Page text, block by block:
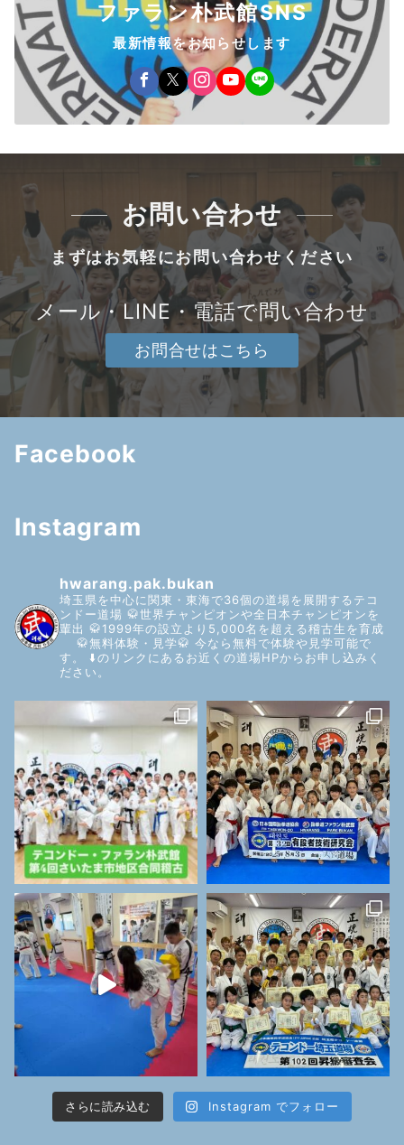
ファラン朴武館SNS
最新情報をお知らせします
お問い合わせ
まずはお気軽にお問い合わせください
メール・LINE・電話で問い合わせ
お問合せはこちら
Facebook
Instagram
hwarang.pak.bukan
埼玉県を中心に関東・東海で36個の道場を展開するテコ
ンドー道場 🥋世界チャンピオンや全日本チャンピオンを
輩出 🥋1999年の設立より5,000名を超える稽古生を育成
🥋無料体験・見学🥋 今なら無料で体験や見学可能で
す。
⬇️のリンクにあるお近くの道場HPからお申し込みく
ださい。
さらに読み込む Instagram でフォロー